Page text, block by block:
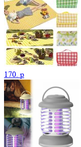
170. p